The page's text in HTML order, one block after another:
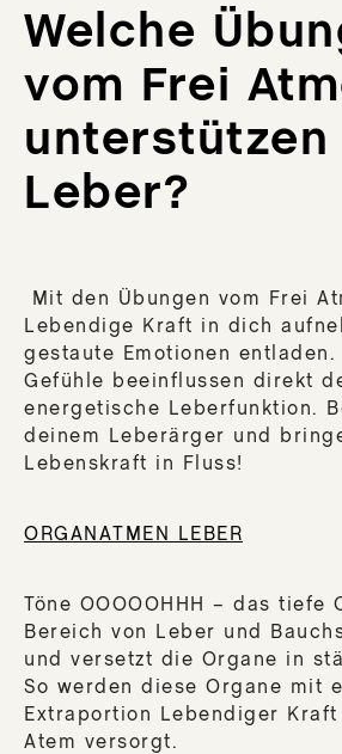
Welche
vom Frei
unterstützen
Leber?
Mit den Übungen vom Frei
Lebendige Kraft in dich
gestaute Emotionen
Gefühle beeinflussen direkt
energetische Leberfunktion.
deinem Leberärger und
Lebenskraft in Fluss!
ORGANATMEN LEBER
Töne OOOOOHHH – das tiefe
Bereich von Leber und
und versetzt die Organe in
So werden diese Organe mit
Extraportion Lebendiger Kraft
Atem versorgt.